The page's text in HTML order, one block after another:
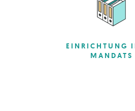
EINRICHTUNG
MANDATS